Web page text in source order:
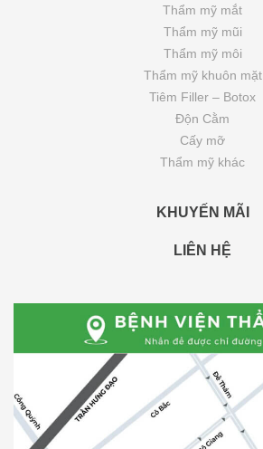
Thẩm mỹ mắt
Thẩm mỹ mũi
Thẩm mỹ môi
Thẩm mỹ khuôn mặt
Tiêm Filler – Botox
Độn Cằm
Cấy mỡ
Thẩm mỹ khác
KHUYẾN MÃI
LIÊN HỆ